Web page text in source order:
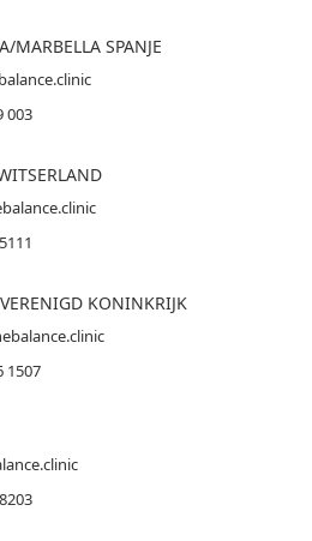
/MARBELLA SPANJE
003
KONINKRIJK
1507